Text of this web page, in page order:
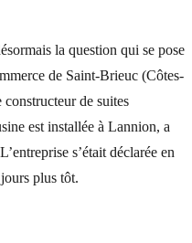
la question qui se pose
de Saint-Brieuc (Côtes-
de suites
est installée à Lannion, a
s’était déclarée en
plus tôt.